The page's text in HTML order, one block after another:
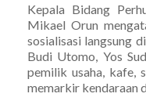
Kepala Bidang
Mikael Orun
sosialisasi langsung
Budi Utomo, Yos
pemilik usaha, kafe,
memarkir kendaraan